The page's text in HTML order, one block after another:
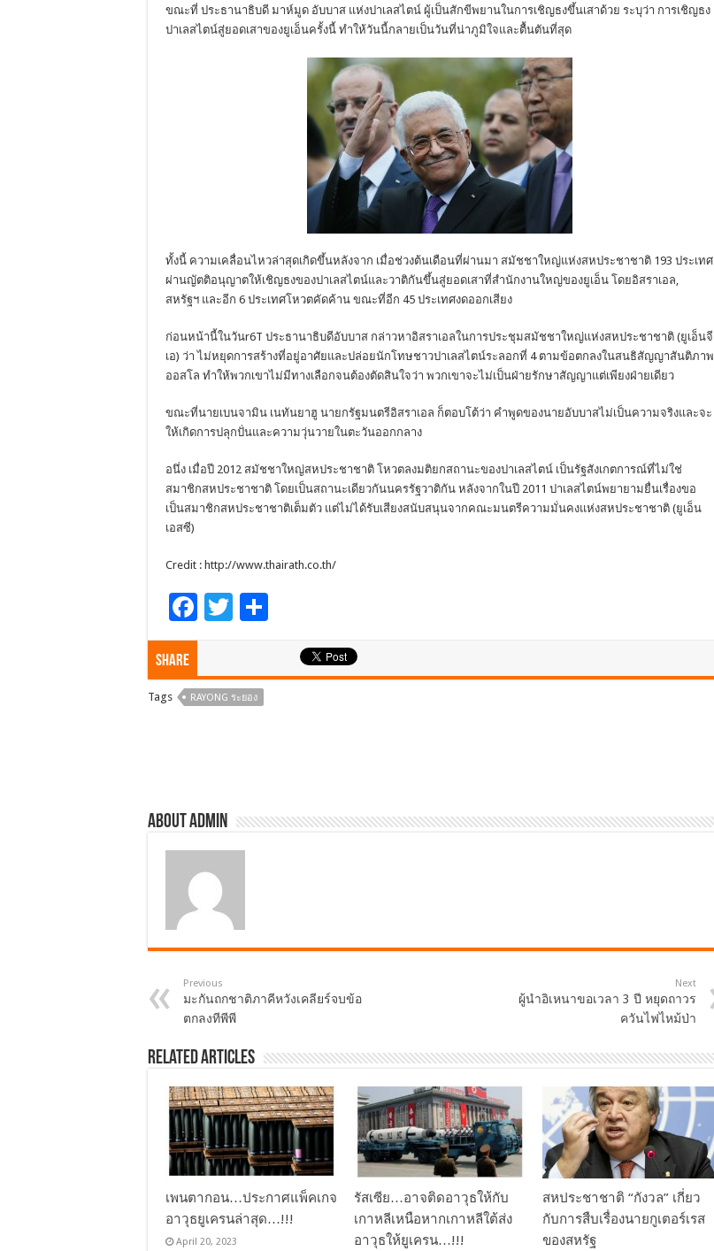
ขณะที่ ประธานาธิบดี มาห์มูด อับบาส แห่งปาเลสไตน์ ผู้เป็นสักขีพยานในการเชิญธงขึ้นเสาด้วย ระบุว่า การเชิญธง
ปาเลสไตน์สู่ยอดเสาของยูเอ็นครั้งนี้ ทำให้วันนี้กลายเป็นวันที่น่าภูมิใจและตื้นตันที่สุด
ทั้งนี้ ความเคลื่อนไหวล่าสุดเกิดขึ้นหลังจาก เมื่อช่วงต้นเดือนที่ผ่านมา สมัชชาใหญ่แห่งสหประชาชาติ 193 ประเทศ
ผ่านญัตติอนุญาตให้เชิญธงของปาเลสไตน์และวาติกันขึ้นสู่ยอดเสาที่สำนักงานใหญ่ของยูเอ็น โดยอิสราเอล,
สหรัฐฯ และอีก 6 ประเทศโหวตคัดค้าน ขณะที่อีก 45 ประเทศงดออกเสียง
ก่อนหน้านี้ในวันr6T ประธานาธิบดีอับบาส กล่าวหาอิสราเอลในการประชุมสมัชชาใหญ่แห่งสหประชาชาติ (ยูเอ็นจี
เอ) ว่า ไม่หยุดการสร้างที่อยู่อาศัยและปล่อยนักโทษชาวปาเลสไตน์ระลอกที่ 4 ตามข้อตกลงในสนธิสัญญาสันติภาพ
ออสโล ทำให้พวกเขาไม่มีทางเลือกจนต้องตัดสินใจว่า พวกเขาจะไม่เป็นฝ่ายรักษาสัญญาแต่เพียงฝ่ายเดียว
ขณะที่นายเบนจามิน เนทันยาฮู นายกรัฐมนตรีอิสราเอล ก็ตอบโต้ว่า คำพูดของนายอับบาสไม่เป็นความจริงและจะ
ให้เกิดการปลุกปั่นและความวุ่นวายในตะวันออกกลาง
อนึ่ง เมื่อปี 2012 สมัชชาใหญ่สหประชาชาติ โหวตลงมติยกสถานะของปาเลสไตน์ เป็นรัฐสังเกตการณ์ที่ไม่ใช่
สมาชิกสหประชาชาติ โดยเป็นสถานะเดียวกันนครรัฐวาติกัน หลังจากในปี 2011 ปาเลสไตน์พยายามยื่นเรื่องขอ
เป็นสมาชิกสหประชาชาติเต็มตัว แต่ไม่ได้รับเสียงสนับสนุนจากคณะมนตรีความมั่นคงแห่งสหประชาชาติ (ยูเอ็น
เอสซี)
Credit : http://www.thairath.co.th/
F
b
T
er
Share
Tags RAYONG ระยอง
About admin
Previous
มะกันถกชาติภาคีหวังเคลียร์จบข้อ
ตกลงทีพีพี
Next
ผู้นำอิเหนาขอเวลา 3 ปี หยุดถาวร
ควันไฟไหม้ป่า
Related Articles
เพนตากอน…ประกาศแพ็คเกจ
อาวุธยูเครนล่าสุด…!!!
April 20, 2023
รัสเซีย…อาจติดอาวุธให้กับ
เกาหลีเหนือหากเกาหลีใต้ส่ง
อาวุธให้ยูเครน…!!!
สหประชาชาติ “กังวล” เกี่ยว
กับการสืบเรื่องนายกูเตอร์เรส
ของสหรัฐ